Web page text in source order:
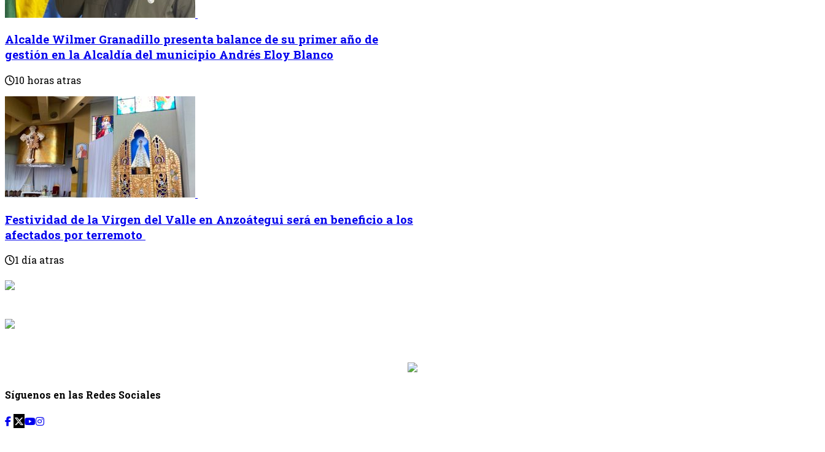
Alcalde Wilmer Granadillo presenta balance de su primer año de
gestión en la Alcaldía del municipio Andrés Eloy Blanco
10 horas atras
Festividad de la Virgen del Valle en Anzoátegui será en beneficio a los
afectados por terremoto
1 día atras
Síguenos en las Redes Sociales